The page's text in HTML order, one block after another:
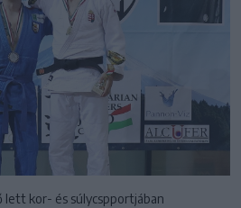
lett kor- és súlycspportjában